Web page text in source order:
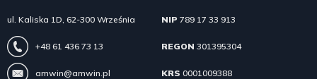
ul. Kaliska 1D, 62-300 Września
+48 61 436 73 13
amwin@amwin.pl
NIP 789 17 33 913
REGON 301395304
KRS 0001009388